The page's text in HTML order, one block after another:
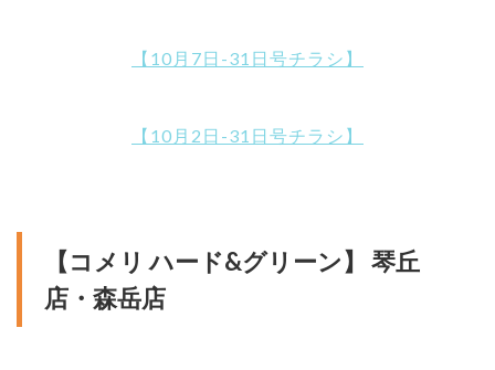
【10月7日-31日号チラシ】
【10月2日-31日号チラシ】
【コメリ ハード&グリーン】 琴丘
店・森岳店